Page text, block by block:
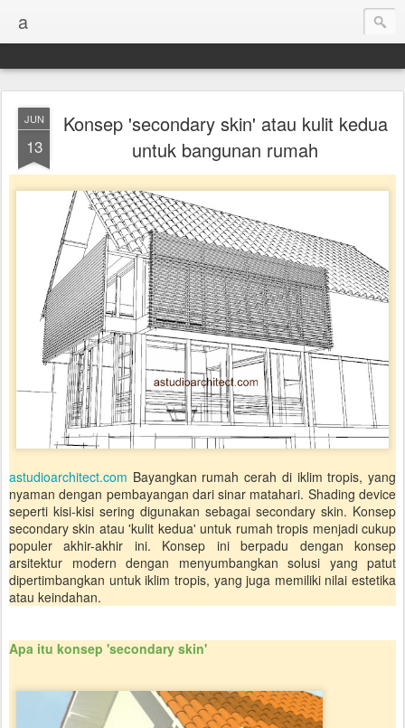
a
JUN
13
Konsep 'secondary skin' atau kulit kedua
untuk bangunan rumah
astudioarchitect.com Bayangkan rumah cerah di iklim tropis, yang
nyaman dengan pembayangan dari sinar matahari. Shading device
seperti kisi-kisi sering digunakan sebagai secondary skin. Konsep
secondary skin atau 'kulit kedua' untuk rumah tropis menjadi cukup
populer akhir-akhir ini. Konsep ini berpadu dengan konsep
arsitektur modern dengan menyumbangkan solusi yang patut
dipertimbangkan untuk iklim tropis, yang juga memiliki nilai estetika
atau keindahan.
Apa itu konsep 'secondary skin'